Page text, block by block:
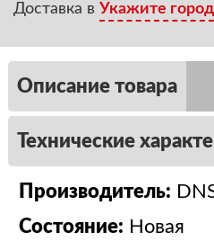
Доставка в Укажите город
Описание товара
Технические
Производитель:
Состояние: Новая